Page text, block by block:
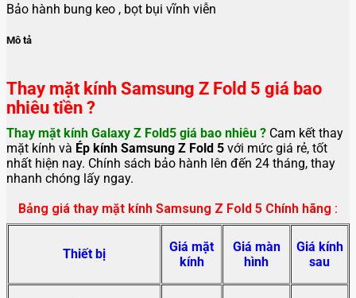
Bảo hành bung keo , bọt bụi vĩnh viễn
Mô tả
Thay mặt kính Samsung Z Fold 5 giá bao
nhiêu tiền ?
Thay mặt kính Galaxy Z Fold5 giá bao nhiêu ? Cam kết thay
mặt kính và Ép kính Samsung Z Fold 5 với mức giá rẻ, tốt
nhất hiện nay. Chính sách bảo hành lên đến 24 tháng, thay
nhanh chóng lấy ngay.
Bảng giá thay mặt kính Samsung Z Fold 5 Chính hãng :
Thiết bị
Giá mặt
kính
Giá màn
hình
Giá kính
sau